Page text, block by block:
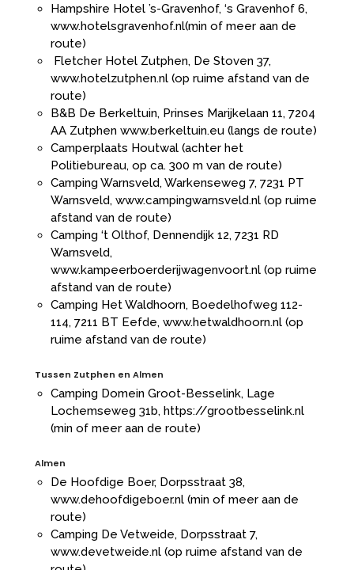
Hampshire Hotel ’s-Gravenhof, ‘s Gravenhof 6,
www.hotelsgravenhof.nl(min of meer aan de
route)
Fletcher Hotel Zutphen, De Stoven 37,
www.hotelzutphen.nl (op ruime afstand van de
route)
B&B De Berkeltuin, Prinses Marijkelaan 11, 7204
AA Zutphen www.berkeltuin.eu (langs de route)
Camperplaats Houtwal (achter het
Politiebureau, op ca. 300 m van de route)
Camping Warnsveld, Warkenseweg 7, 7231 PT
Warnsveld, www.campingwarnsveld.nl (op ruime
afstand van de route)
Camping ‘t Olthof, Dennendijk 12, 7231 RD
Warnsveld,
www.kampeerboerderijwagenvoort.nl (op ruime
afstand van de route)
Camping Het Waldhoorn, Boedelhofweg 112-
114, 7211 BT Eefde, www.hetwaldhoorn.nl (op
ruime afstand van de route)
Tussen Zutphen en Almen
Camping Domein Groot-Besselink, Lage
Lochemseweg 31b, https://grootbesselink.nl
(min of meer aan de route)
Almen
De Hoofdige Boer, Dorpsstraat 38,
www.dehoofdigeboer.nl (min of meer aan de
route)
Camping De Vetweide, Dorpsstraat 7,
www.devetweide.nl (op ruime afstand van de